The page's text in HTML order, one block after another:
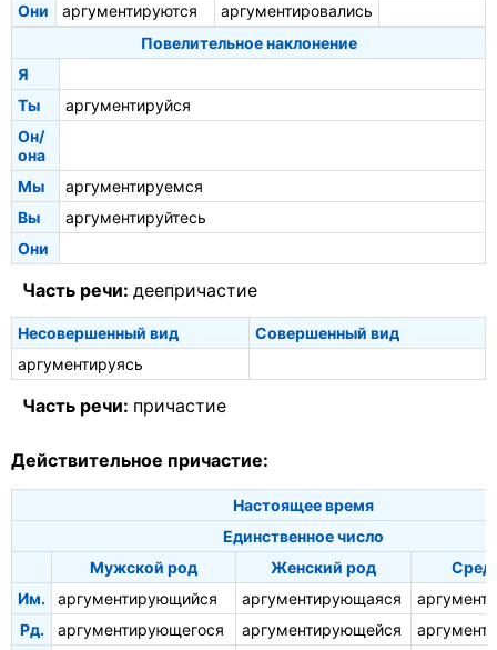
Они
аргументируются
аргументировались
Повелительное наклонение
Я
Ты
аргументируйся
Он/
она
Мы
аргументируемся
Вы
аргументируйтесь
Они
Часть речи: деепричастие
Несовершенный вид
Совершенный вид
аргументируясь
Часть речи: причастие
Действительное причастие:
Настоящее время
Единственное число
Мужской род
Женский род
Им.
аргументирующийся аргументирующаяся
Рд.
аргументирующегося аргументирующейся